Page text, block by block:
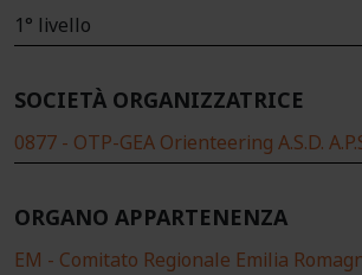
1° livello
SOCIETÀ ORGANIZZATRICE
0877 - OTP-GEA Orienteering A.S.D.
ORGANO APPARTENENZA
EM - Comitato Regionale Emilia